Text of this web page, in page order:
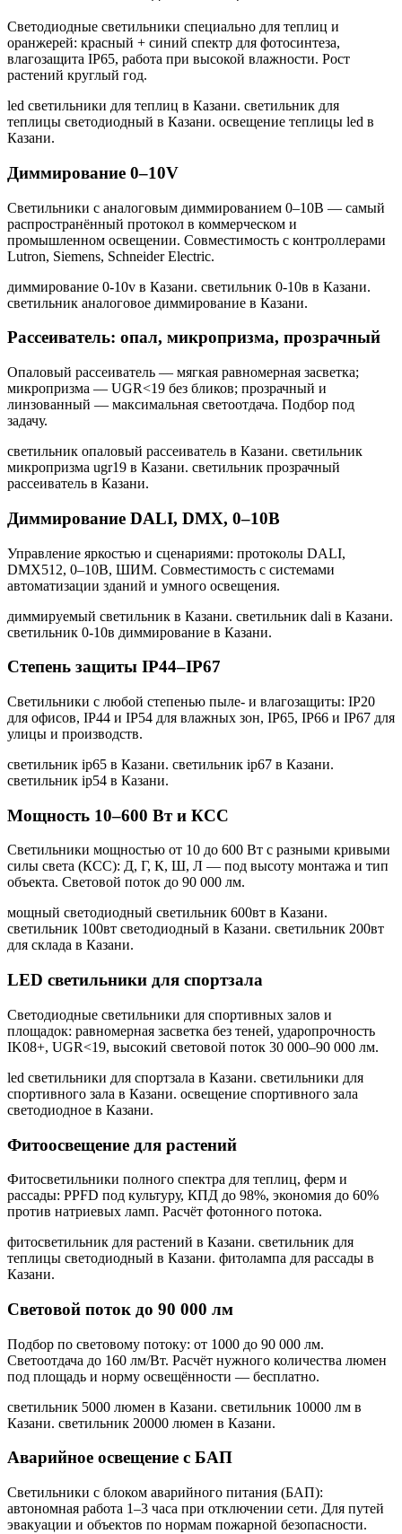
Светодиодные светильники специально для теплиц и
оранжерей: красный + синий спектр для фотосинтеза,
влагозащита IP65, работа при высокой влажности. Рост
растений круглый год.
led светильники для теплиц в Казани. светильник для
теплицы светодиодный в Казани. освещение теплицы led в
Казани.
Диммирование 0–10V
Светильники с аналоговым диммированием 0–10В — самый
распространённый протокол в коммерческом и
промышленном освещении. Совместимость с контроллерами
Lutron, Siemens, Schneider Electric.
диммирование 0-10v в Казани. светильник 0-10в в Казани.
светильник аналоговое диммирование в Казани.
Рассеиватель: опал, микропризма, прозрачный
Опаловый рассеиватель — мягкая равномерная засветка;
микропризма — UGR<19 без бликов; прозрачный и
линзованный — максимальная светоотдача. Подбор под
задачу.
светильник опаловый рассеиватель в Казани. светильник
микропризма ugr19 в Казани. светильник прозрачный
рассеиватель в Казани.
Диммирование DALI, DMX, 0–10В
Управление яркостью и сценариями: протоколы DALI,
DMX512, 0–10В, ШИМ. Совместимость с системами
автоматизации зданий и умного освещения.
диммируемый светильник в Казани. светильник dali в Казани.
светильник 0-10в диммирование в Казани.
Степень защиты IP44–IP67
Светильники с любой степенью пыле- и влагозащиты: IP20
для офисов, IP44 и IP54 для влажных зон, IP65, IP66 и IP67 для
улицы и производств.
светильник ip65 в Казани. светильник ip67 в Казани.
светильник ip54 в Казани.
Мощность 10–600 Вт и КСС
Светильники мощностью от 10 до 600 Вт с разными кривыми
силы света (КСС): Д, Г, К, Ш, Л — под высоту монтажа и тип
объекта. Световой поток до 90 000 лм.
мощный светодиодный светильник 600вт в Казани.
светильник 100вт светодиодный в Казани. светильник 200вт
для склада в Казани.
LED светильники для спортзала
Светодиодные светильники для спортивных залов и
площадок: равномерная засветка без теней, ударопрочность
IK08+, UGR<19, высокий световой поток 30 000–90 000 лм.
led светильники для спортзала в Казани. светильники для
спортивного зала в Казани. освещение спортивного зала
светодиодное в Казани.
Фитоосвещение для растений
Фитосветильники полного спектра для теплиц, ферм и
рассады: PPFD под культуру, КПД до 98%, экономия до 60%
против натриевых ламп. Расчёт фотонного потока.
фитосветильник для растений в Казани. светильник для
теплицы светодиодный в Казани. фитолампа для рассады в
Казани.
Световой поток до 90 000 лм
Подбор по световому потоку: от 1000 до 90 000 лм.
Светоотдача до 160 лм/Вт. Расчёт нужного количества люмен
под площадь и норму освещённости — бесплатно.
светильник 5000 люмен в Казани. светильник 10000 лм в
Казани. светильник 20000 люмен в Казани.
Аварийное освещение с БАП
Светильники с блоком аварийного питания (БАП):
автономная работа 1–3 часа при отключении сети. Для путей
эвакуации и объектов по нормам пожарной безопасности.